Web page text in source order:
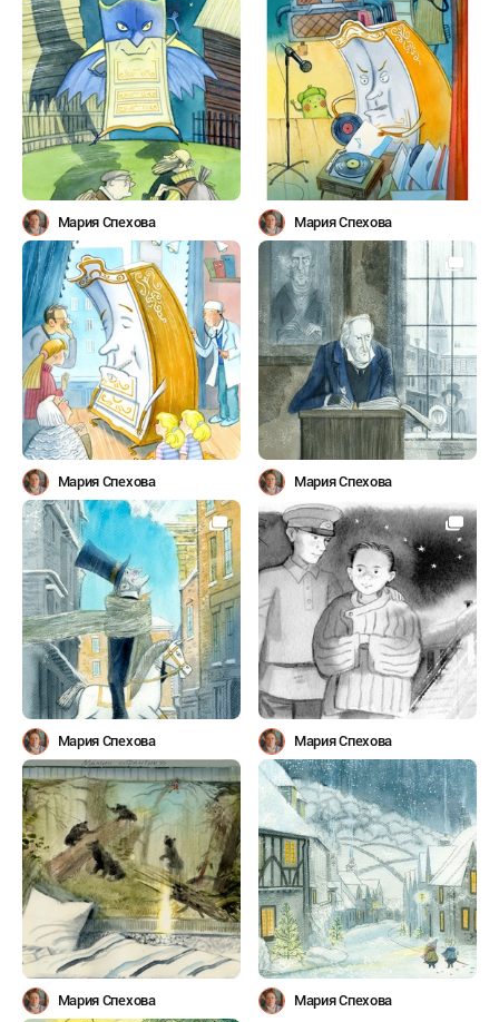
Мария Спехова Мария Спехова
Мария Спехова Мария Спехова
Мария Спехова Мария Спехова
Мария Спехова Мария Спехова